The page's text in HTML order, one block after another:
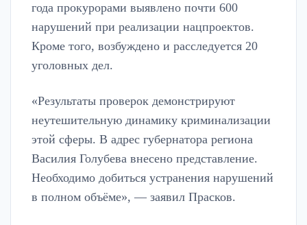
года прокурорами выявлено почти 600
нарушений при реализации нацпроектов.
Кроме того, возбуждено и расследуется 20
уголовных дел.
«Результаты проверок демонстрируют
неутешительную динамику криминализации
этой сферы. В адрес губернатора региона
Василия Голубева внесено представление.
Необходимо добиться устранения нарушений
в полном объёме», — заявил Прасков.